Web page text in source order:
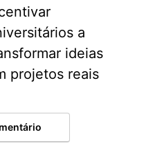
a
ideias
projetos reais